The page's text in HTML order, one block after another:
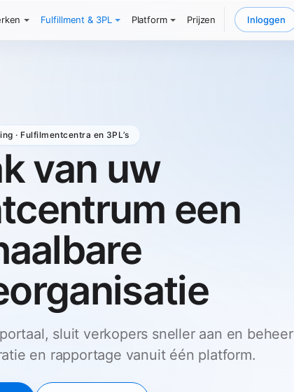
Fulfillment & 3PL Platform Prijzen Inloggen
· Fulfilmentcentra en 3PL’s
van uw
een
sluit verkopers sneller aan en beheer
en rapportage vanuit één platform.